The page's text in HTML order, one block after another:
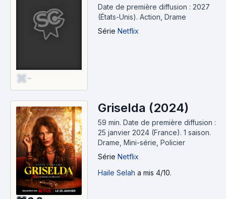
-
Date de première diffusion : 2027
(États-Unis). Action, Drame
Série Netflix
Griselda (2024)
59 min. Date de première diffusion :
25 janvier 2024 (France). 1 saison.
Drame, Mini-série, Policier
Série Netflix
Haile Selah a mis 4/10.